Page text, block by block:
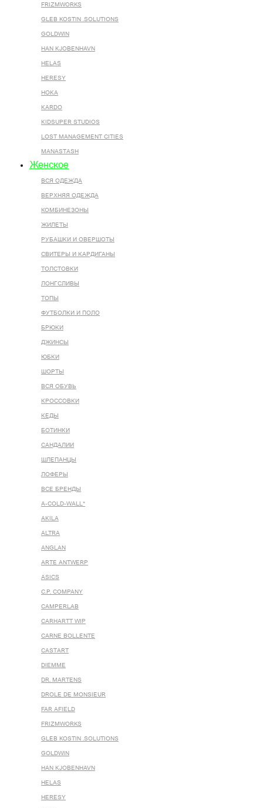
FRIZMWORKS
GLEB KOSTIN .SOLUTIONS
GOLDWIN
HAN KJOBENHAVN
HELAS
HERESY
HOKA
KARDO
KIDSUPER STUDIOS
LOST MANAGEMENT CITIES
MANASTASH
Женское
ВСЯ ОДЕЖДА
ВЕРХНЯЯ ОДЕЖДА
КОМБИНЕЗОНЫ
ЖИЛЕТЫ
РУБАШКИ И ОВЕРШОТЫ
СВИТЕРЫ И КАРДИГАНЫ
ТОЛСТОВКИ
ЛОНГСЛИВЫ
ТОПЫ
ФУТБОЛКИ И ПОЛО
БРЮКИ
ДЖИНСЫ
ЮБКИ
ШОРТЫ
ВСЯ ОБУВЬ
КРОССОВКИ
КЕДЫ
БОТИНКИ
САНДАЛИИ
ШЛЕПАНЦЫ
ЛОФЕРЫ
ВСЕ БРЕНДЫ
A-COLD-WALL*
AKILA
ALTRA
ANGLAN
ARTE ANTWERP
ASICS
C.P. COMPANY
CAMPERLAB
CARHARTT WIP
CARNE BOLLENTE
CASTART
DIEMME
DR. MARTENS
DROLE DE MONSIEUR
FAR AFIELD
FRIZMWORKS
GLEB KOSTIN .SOLUTIONS
GOLDWIN
HAN KJOBENHAVN
HELAS
HERESY